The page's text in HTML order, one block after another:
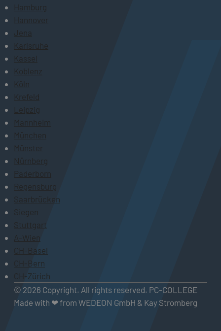
Hamburg
Hannover
Jena
Karlsruhe
Kassel
Koblenz
Köln
Krefeld
Leipzig
Mannheim
München
Münster
Nürnberg
Paderborn
Regensburg
Saarbrücken
Siegen
Stuttgart
A-Wien
CH-Basel
CH-Bern
CH-Zürich
© 2026 Copyright. All rights reserved. PC-COLLEGE
Made with ❤ from WEDEON GmbH & Kay Stromberg